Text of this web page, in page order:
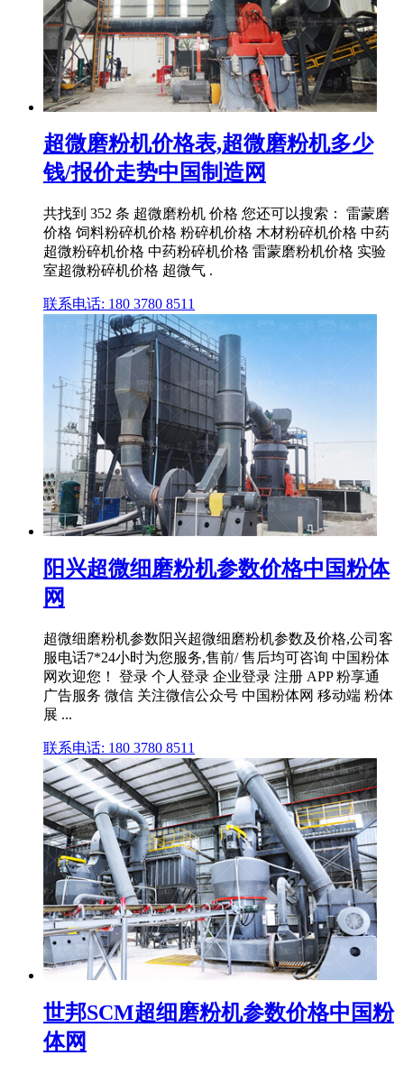
超微磨粉机价格表,超微磨粉机多少
钱/报价走势中国制造网
共找到 352 条 超微磨粉机 价格 您还可以搜索： 雷蒙磨
价格 饲料粉碎机价格 粉碎机价格 木材粉碎机价格 中药
超微粉碎机价格 中药粉碎机价格 雷蒙磨粉机价格 实验
室超微粉碎机价格 超微气 .
联系电话: 180 3780 8511
阳兴超微细磨粉机参数价格中国粉体
网
超微细磨粉机参数阳兴超微细磨粉机参数及价格,公司客
服电话7*24小时为您服务,售前/ 售后均可咨询 中国粉体
网欢迎您！ 登录 个人登录 企业登录 注册 APP 粉享通
广告服务 微信 关注微信公众号 中国粉体网 移动端 粉体
展 ...
联系电话: 180 3780 8511
世邦SCM超细磨粉机参数价格中国粉
体网